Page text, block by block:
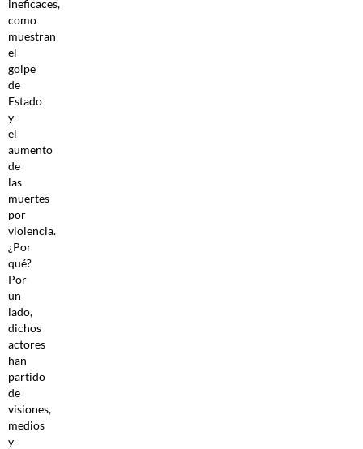
ineficaces,
como
muestran
el
golpe
de
Estado
y
el
aumento
de
las
muertes
por
violencia.
¿Por
qué?
Por
un
lado,
dichos
actores
han
partido
de
visiones,
medios
y